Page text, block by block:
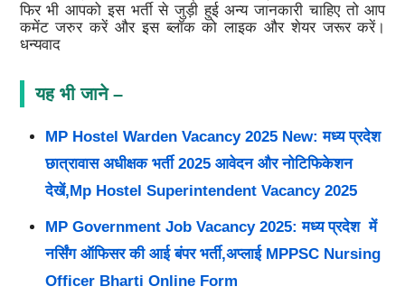
फिर भी आपको इस भर्ती से जुड़ी हुई अन्य जानकारी चाहिए तो आप
कमेंट जरुर करें और इस ब्लॉक को लाइक और शेयर जरूर करें।
धन्यवाद
यह भी जाने –
MP Hostel Warden Vacancy 2025 New: मध्य प्रदेश
छात्रावास अधीक्षक भर्ती 2025 आवेदन और नोटिफिकेशन
देखें,Mp Hostel Superintendent Vacancy 2025
MP Government Job Vacancy 2025: मध्य प्रदेश में
नर्सिंग ऑफिसर की आई बंपर भर्ती,अप्लाई MPPSC Nursing
Officer Bharti Online Form